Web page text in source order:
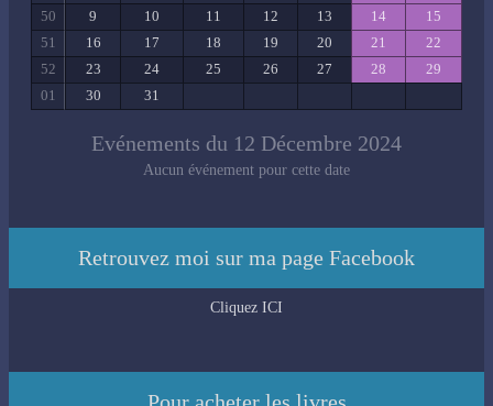
50
9 10 11 12 13 14
15
51
16 17 18 19 20 21
22
52
23 24 25 26 27 28
29
01
30 31
Evénements du 12 Décembre 2024
Aucun événement pour cette date
Retrouvez moi sur ma page Facebook
Cliquez ICI